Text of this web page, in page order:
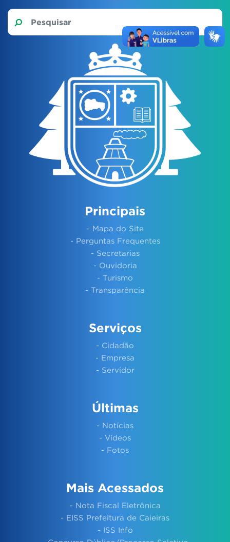
Principais
- Mapa do Site
- Perguntas Frequentes
- Secretarias
- Ouvidoria
- Turismo
- Transparência
Serviços
- Cidadão
- Empresa
- Servidor
Últimas
- Notícias
- Vídeos
- Fotos
Mais Acessados
- Nota Fiscal Eletrônica
- EISS Prefeitura de Caieiras
- ISS Info